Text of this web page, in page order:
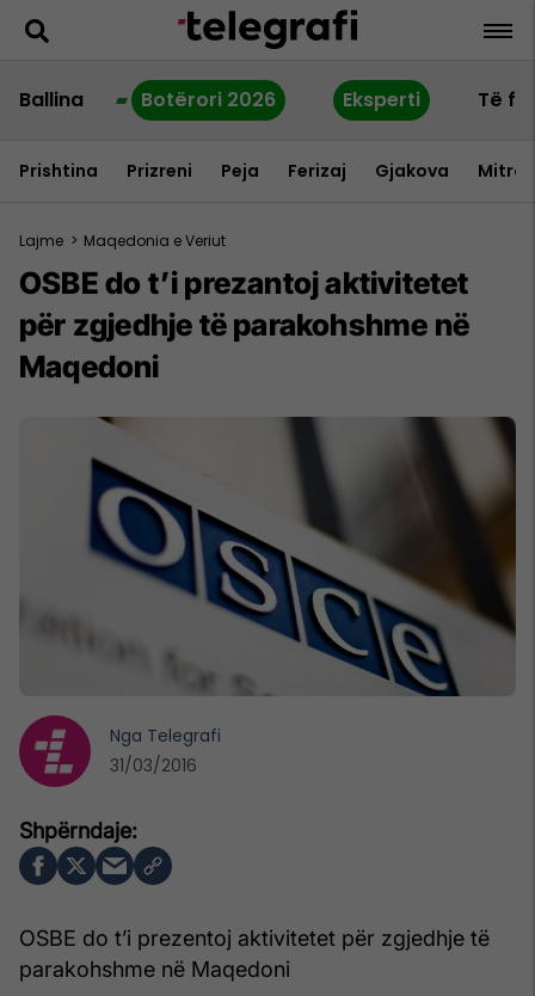
Ballina Botërori 2026 Eksperti Të
Prishtina Prizreni Peja Ferizaj Gjakova
Lajme > Maqedonia e Veriut
OSBE do t’i prezantoj aktivitetet
për zgjedhje të parakohshme në
Maqedoni
OSBE do t’i prezentoj aktivitetet për zgjedhje të
parakohshme në Maqedoni
Nga Telegrafi
31/03/2016